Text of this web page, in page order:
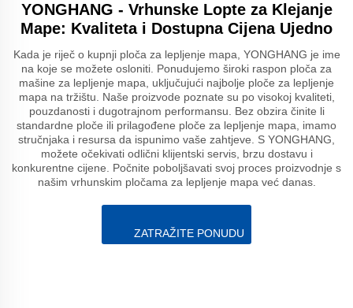
YONGHANG - Vrhunske Lopte za Klejanje
Mape: Kvaliteta i Dostupna Cijena Ujedno
Kada je riječ o kupnji ploča za lepljenje mapa, YONGHANG je ime
na koje se možete osloniti. Ponudujemo široki raspon ploča za
mašine za lepljenje mapa, uključujući najbolje ploče za lepljenje
mapa na tržištu. Naše proizvode poznate su po visokoj kvaliteti,
pouzdanosti i dugotrajnom performansu. Bez obzira činite li
standardne ploče ili prilagođene ploče za lepljenje mapa, imamo
stručnjaka i resursa da ispunimo vaše zahtjeve. S YONGHANG,
možete očekivati odlični klijentski servis, brzu dostavu i
konkurentne cijene. Počnite poboljšavati svoj proces proizvodnje s
našim vrhunskim pločama za lepljenje mapa već danas.
ZATRAŽITE PONUDU